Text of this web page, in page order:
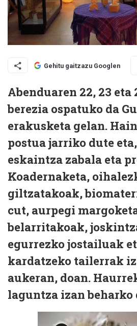
Gehitu gaitzazu Googlen
Abenduaren 22, 23 eta
berezia ospatuko da
erakusketa gelan.
postua jarriko dute
eskaintza zabala eta
Koadernaketa,
giltzatakoak,
cut, aurpegi
belarritakoak,
egurrezko jostailuak
kardatzeko tailerrak
aukeran, doan.
laguntza izan beharko